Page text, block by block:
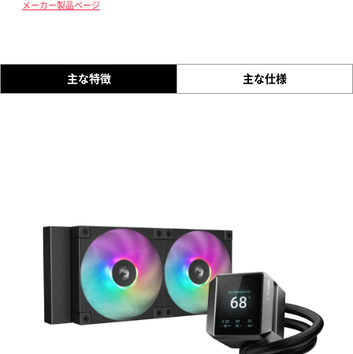
メーカー製品ページ
主な特徴 主な仕様